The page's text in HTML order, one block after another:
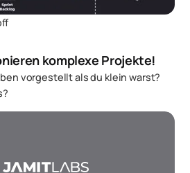
komplexe Projekte!
vorgestellt als du klein warst?